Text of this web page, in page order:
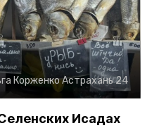
КорженкоАстрахань 24
Исадах